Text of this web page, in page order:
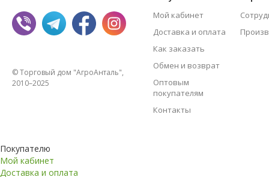
© Торговый дом "АгроАнталь",
2010–2025
Мой кабинет
Доставка и оплата
Как заказать
Обмен и возврат
Оптовым
покупателям
Контакты
Покупателю
Мой кабинет
Доставка и оплата